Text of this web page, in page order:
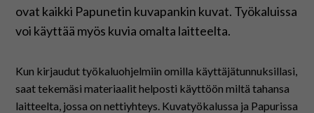
Saavutettavuus
In English
ovat kaikki Papunetin kuvapankin kuvat. Työkaluissa
voi käyttää myös kuvia omalta laitteelta.
Kun kirjaudut työkaluohjelmiin omilla käyttäjätunnuksillasi,
saat tekemäsi materiaalit helposti käyttöön miltä tahansa
laitteelta, jossa on nettiyhteys. Kuvatyökalussa ja Papurissa